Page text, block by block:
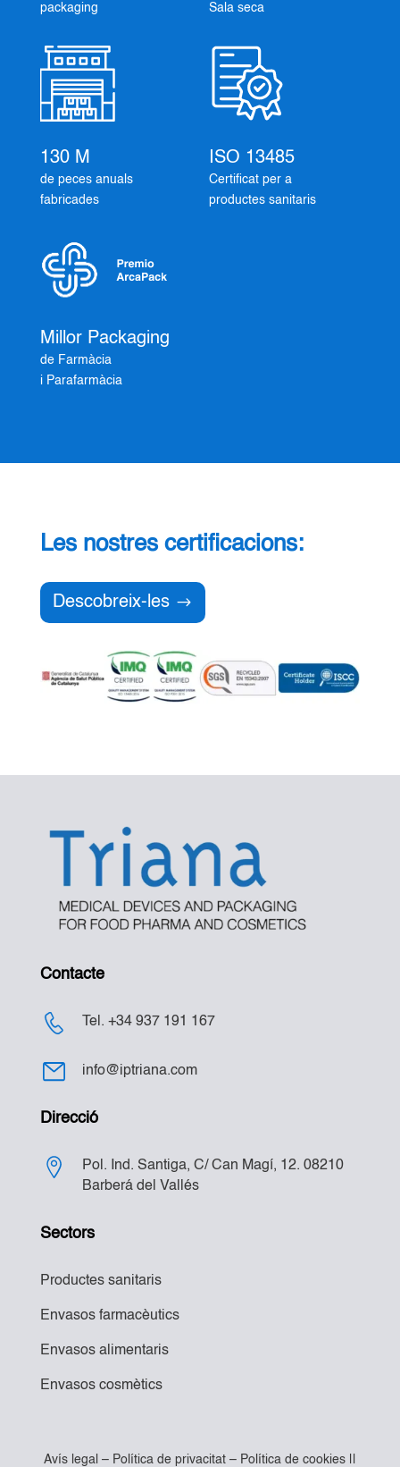
packaging
Sala seca
130 M
de peces anuals
fabricades
ISO 13485
Certificat per a
productes sanitaris
Millor Packaging
de Farmàcia
i Parafarmàcia
Les nostres certificacions:
Descobreix-les
Contacte
Tel. +34 937 191 167
info@iptriana.com
Direcció
Pol. Ind. Santiga, C/ Can Magí, 12. 08210
Barberá del Vallés
Sectors
Productes sanitaris
Envasos farmacèutics
Envasos alimentaris
Envasos cosmètics
Avís legal – Política de privacitat– Política de cookies||